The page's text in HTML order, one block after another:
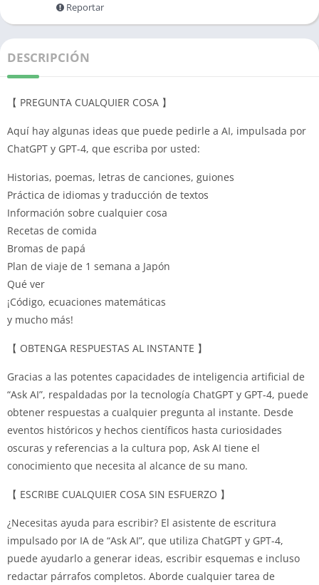
Reportar
DESCRIPCIÓN
【 PREGUNTA CUALQUIER COSA 】
Aquí hay algunas ideas que puede pedirle a AI, impulsada por
ChatGPT y GPT-4, que escriba por usted:
Historias, poemas, letras de canciones, guiones
Práctica de idiomas y traducción de textos
Información sobre cualquier cosa
Recetas de comida
Bromas de papá
Plan de viaje de 1 semana a Japón
Qué ver
¡Código, ecuaciones matemáticas
y mucho más!
【 OBTENGA RESPUESTAS AL INSTANTE 】
Gracias a las potentes capacidades de inteligencia artificial de
“Ask AI”, respaldadas por la tecnología ChatGPT y GPT-4, puede
obtener respuestas a cualquier pregunta al instante. Desde
eventos históricos y hechos científicos hasta curiosidades
oscuras y referencias a la cultura pop, Ask AI tiene el
conocimiento que necesita al alcance de su mano.
【 ESCRIBE CUALQUIER COSA SIN ESFUERZO 】
¿Necesitas ayuda para escribir? El asistente de escritura
impulsado por IA de “Ask AI”, que utiliza ChatGPT y GPT-4,
puede ayudarlo a generar ideas, escribir esquemas e incluso
redactar párrafos completos. Aborde cualquier tarea de